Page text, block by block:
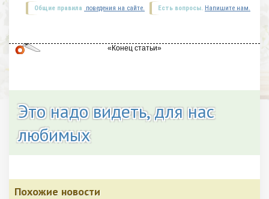
Есть вопросы. Напишите нам.
Общие правила поведения на сайте.
Это надо видеть, для нас
любимых
Похожие новости